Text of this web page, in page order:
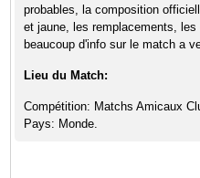
probables, la composition
et jaune, les remplacements,
beaucoup d'info sur le match a
Lieu du Match:
Compétition: Matchs Amicaux
Pays: Monde.